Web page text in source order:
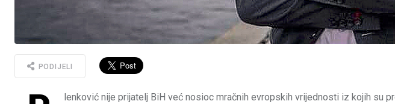
PODIJELI
lenković nije prijatelj BiH već nosioc mračnih evropskih vrijednosti iz kojih su